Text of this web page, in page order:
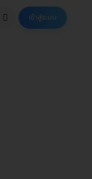
เข้าสู่ระบบ